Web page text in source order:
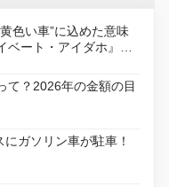
色い車”に込めた意味
ート・アイダホ』が
復活
て？2026年の金額の目
ガソリン車が駐車！